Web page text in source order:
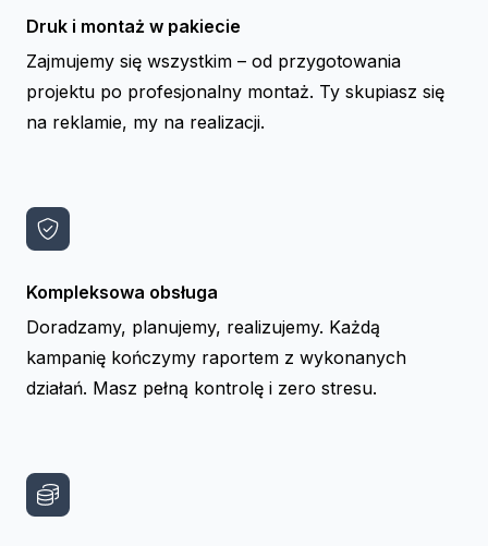
Druk i montaż w pakiecie
Zajmujemy się wszystkim – od przygotowania
projektu po profesjonalny montaż. Ty skupiasz się
na reklamie, my na realizacji.
Kompleksowa obsługa
Doradzamy, planujemy, realizujemy. Każdą
kampanię kończymy raportem z wykonanych
działań. Masz pełną kontrolę i zero stresu.